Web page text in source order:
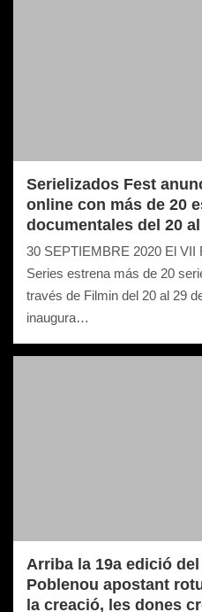
Serielizados Fest
online con más de 20
documentales del 20
30 SEPTIEMBRE 2020 El VII
Series estrena más de 20
través de Filmin del 20 al 29
inaugura…
Arriba la 19a edició
Poblenou apostant
la creació, les dones